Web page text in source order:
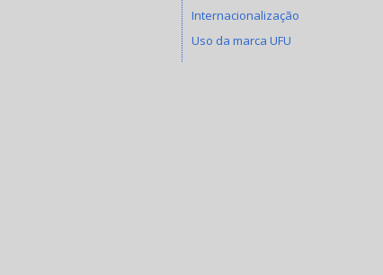
Internacionalização
Uso da marca UFU